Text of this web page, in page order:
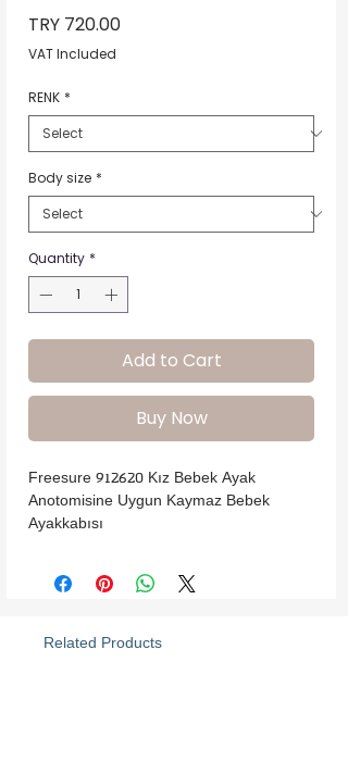
TRY 720.00Price
VAT Included
RENK *
Body size *
Quantity *
Add to Cart
Buy Now
Freesure 912620 Kız Bebek Ayak
Anotomisine Uygun Kaymaz Bebek
Ayakkabısı
Related Products